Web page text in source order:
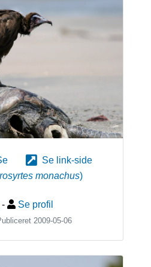
Se link-side
monachus)
- Se profil
2009-05-06